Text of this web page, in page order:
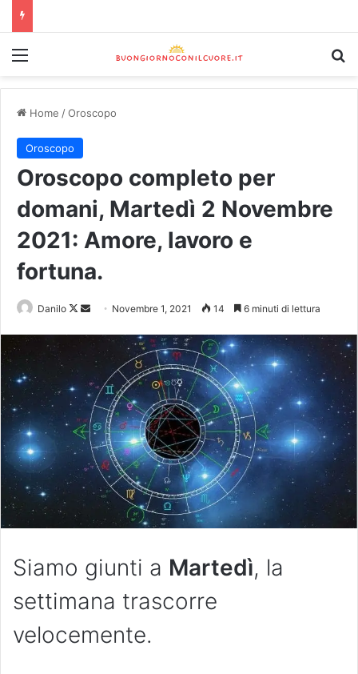
Home /Oroscopo
Oroscopo
Oroscopo completo per
domani, Martedì 2 Novembre
2021: Amore, lavoro e
fortuna.
Danilo Novembre 1, 2021 14 6 minuti di lettura
Siamo giunti a Martedì, la
settimana trascorre
velocemente.